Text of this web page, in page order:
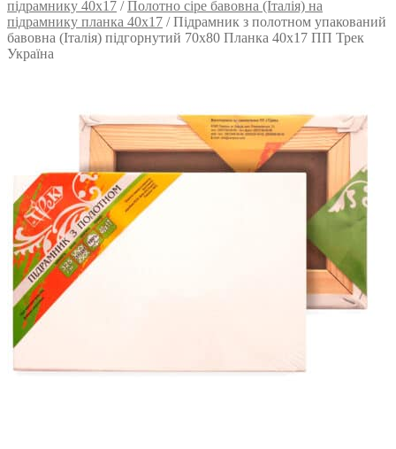
підрамнику 40х17 /Полотно сіре бавовна (Італія) на
підрамнику планка 40х17 /Підрамник з полотном упакований
бавовна (Італія) підгорнутий 70х80 Планка 40х17 ПП Трек
Україна